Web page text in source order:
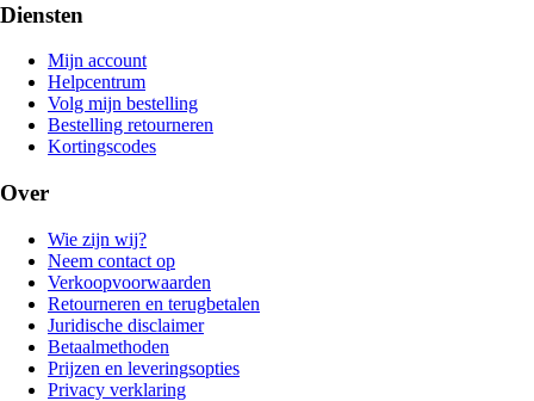
Diensten
Mijn account
Helpcentrum
Volg mijn bestelling
Bestelling retourneren
Kortingscodes
Over
Wie zijn wij?
Neem contact op
Verkoopvoorwaarden
Retourneren en terugbetalen
Juridische disclaimer
Betaalmethoden
Prijzen en leveringsopties
Privacy verklaring